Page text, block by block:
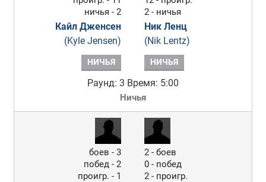
ничья - 2
Кайл Дженсен
(Kyle Jensen)
2 - ничья
Ник Ленц
(Nik Lentz)
НИЧЬЯ НИЧЬЯ
Раунд: 3 Время: 5:00
Ничья
боев - 3
побед - 2
проигр. - 1
2 - боев
0 - побед
2 - проигр.